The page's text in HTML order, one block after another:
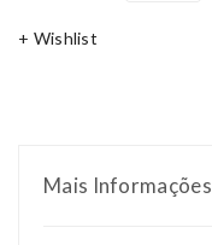
+ Wishlist
Mais Informações